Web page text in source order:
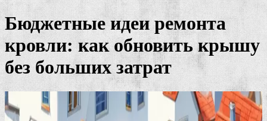
Бюджетные идеи ремонта
кровли: как обновить крышу
без больших затрат